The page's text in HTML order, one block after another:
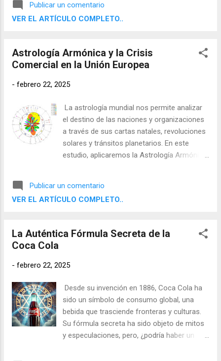
la expansión a través del pensamiento
progresista, la comunidad y la búsqueda de
Publicar un comentario
VER EL ARTÍCULO COMPLETO..
Astrología Armónica y la Crisis
Comercial en la Unión Europea
- febrero 22, 2025
La astrología mundial nos permite analizar
el destino de las naciones y organizaciones
a través de sus cartas natales, revoluciones
solares y tránsitos planetarios. En este
estudio, aplicaremos la Astrología Armónica
recientes decisiones de la administración
Trump. El análisis se centrará en los
impacto en la Revolución Solar de 2025 y la
del 9 y 10 de febrero de 2025 , fechas clave
entre Europa y Estados Unidos.
Publicar un comentario
VER EL ARTÍCULO COMPLETO..
La Auténtica Fórmula Secreta de la
Coca Cola
- febrero 22, 2025
Desde su invención en 1886, Coca Cola ha
sido un símbolo de consumo global, una
bebida que trasciende fronteras y culturas.
Su fórmula secreta ha sido objeto de mitos
y especulaciones, pero, ¿podría haber un